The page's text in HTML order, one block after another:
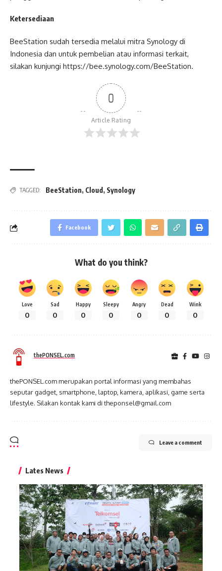
Ketersediaan
BeeStation sudah tersedia melalui mitra Synology di
Indonesia dan untuk pembelian atau informasi terkait,
silakan kunjungi https://bee.synology.com/BeeStation.
0
Article Rating
TAGGED: BeeStation, Cloud , Synology
Facebook
What do you think?
Love
0
Sad
0
Happy
0
Sleepy
0
Angry
0
Dead
0
Wink
0
thePONSEL.com
thePONSEL.com merupakan portal informasi yang membahas
seputar gadget, smartphone, laptop, kamera, aplikasi, game serta
lifestyle. Silakan kontak kami di theponsel@gmail.com
Leave a comment
Lates News